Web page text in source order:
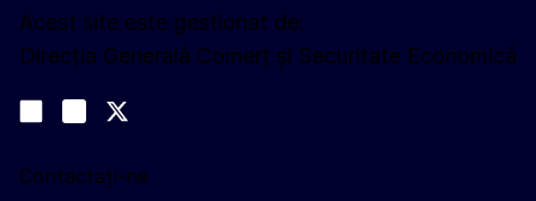
Acest site este gestionat de:
Direcția Generală Comerț și Securitate Economică
Join us on LinkedIn
Trade-Off podcast
Contactați-ne